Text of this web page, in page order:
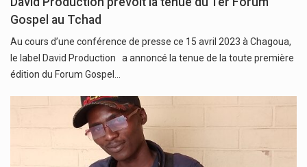
Gospel au Tchad
Au cours d’une conférence de presse ce 15 avril 2023 à Chagoua,
le label David Production a annoncé la tenue de la toute première
édition du Forum Gospel…